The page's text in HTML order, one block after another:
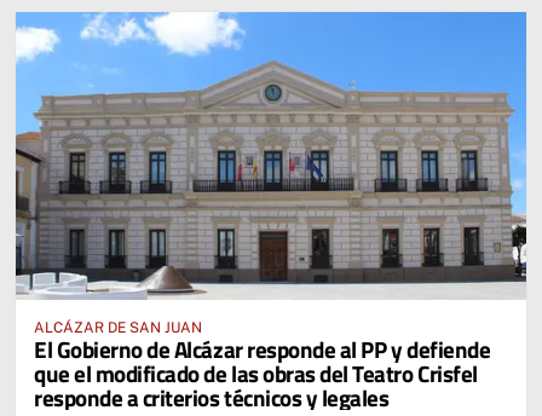
ALCÁZAR DE SAN JUAN
El Gobierno de Alcázar responde al PP y defiende
que el modificado de las obras del Teatro Crisfel
responde a criterios técnicos y legales